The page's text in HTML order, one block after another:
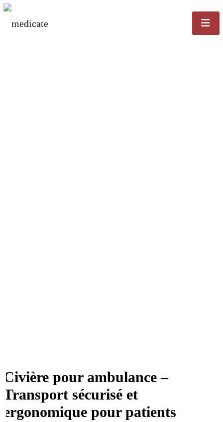
Civière pour ambulance –
Transport sécurisé et
ergonomique pour patients